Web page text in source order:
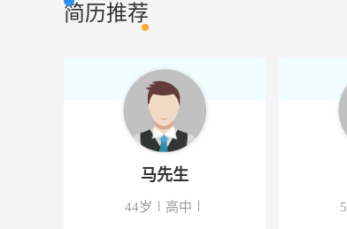
简历推荐
马先生
44岁 高中